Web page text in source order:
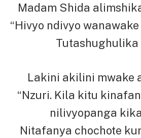
Madam Shida
“Hivyo ndivyo
Tutashughulika
Lakini akilini mwake
“Nzuri. Kila kitu
nilivyopanga
Nitafanya chochote